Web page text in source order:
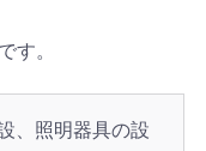
す。
、照明器具の設